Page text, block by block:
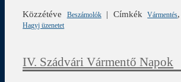
Közzétéve
Beszámolók| Címkék Vármentés,
Hagyj üzenetet
IV. Szádvári Vármentő Napok